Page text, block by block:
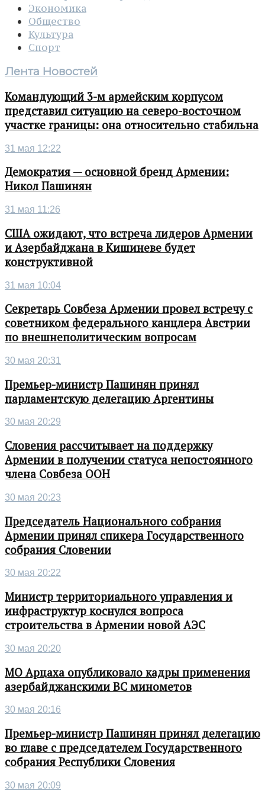
Экономика
Общество
Культура
Спорт
Лента Новостей
Командующий 3-м армейским корпусом
представил ситуацию на северо-восточном
участке границы: она относительно стабильна
31 мая 12:22
Демократия — основной бренд Армении:
Никол Пашинян
31 мая 11:26
США ожидают, что встреча лидеров Армении
и Азербайджана в Кишиневе будет
конструктивной
31 мая 10:04
Секретарь Совбеза Армении провел встречу с
советником федерального канцлера Австрии
по внешнеполитическим вопросам
30 мая 20:31
Премьер-министр Пашинян принял
парламентскую делегацию Аргентины
30 мая 20:29
Словения рассчитывает на поддержку
Армении в получении статуса непостоянного
члена Совбеза ООН
30 мая 20:23
Председатель Национального собрания
Армении принял спикера Государственного
собрания Словении
30 мая 20:22
Министр территориального управления и
инфраструктур коснулся вопроса
строительства в Армении новой АЭС
30 мая 20:20
МО Арцаха опубликовало кадры применения
азербайджанскими ВС минометов
30 мая 20:16
Премьер-министр Пашинян принял делегацию
во главе с председателем Государственного
собрания Республики Словения
30 мая 20:09